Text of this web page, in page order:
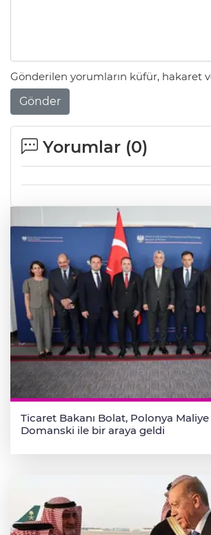
Gönderilen yorumların küfür, hakaret
Gönder
Yorumlar (0)
Ticaret Bakanı Bolat, Polonya Maliye
Domanski ile bir araya geldi